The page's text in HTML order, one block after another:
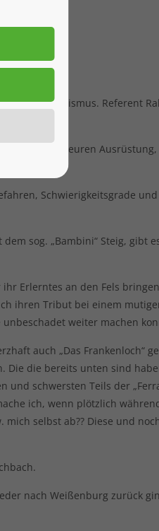
des Alpinismus. Referent
und teuren
Schwierigkeitsgrade
sog. „Bambini“ Steig, gibt
Erlerntes an den Fels
ihren Tribut bei einem
weiter machen
auch „Das Frankenloch“
Die die bereits unten sind
schwersten Teils der
ich, wenn plötzlich
selbst ab?? Diese und
nach Weißenburg zurück